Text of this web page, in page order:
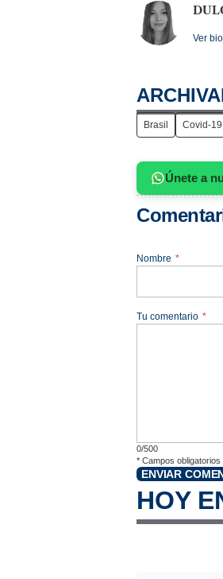
Ver
Brasil Covid-19
Únete a
Nombre *
Tu comentario *
0/500
* Campos obligatorios
ENVIAR
HOY